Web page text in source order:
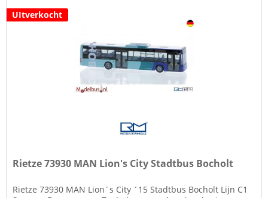
UItverkocht
Rietze 73930 MAN Lion's City Stadtbus Bocholt
Rietze 73930 MAN Lion´s City ´15 Stadtbus Bocholt Lijn C1